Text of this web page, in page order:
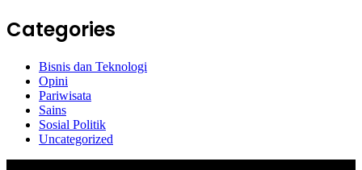
Categories
Bisnis dan Teknologi
Opini
Pariwisata
Sains
Sosial Politik
Uncategorized